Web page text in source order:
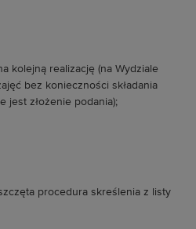
kolejną realizację (na Wydziale
bez konieczności składania
jest złożenie podania);
procedura skreślenia z listy